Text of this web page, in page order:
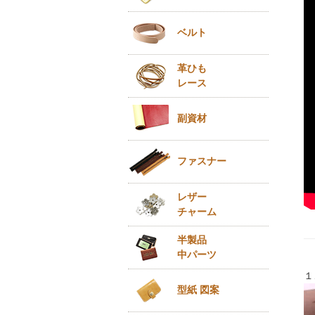
ベルト
革ひも
レース
副資材
ファスナー
レザー
チャーム
半製品
中パーツ
型紙 図案